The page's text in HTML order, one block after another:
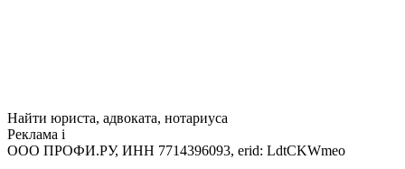
Найти юриста, адвоката, нотариуса
Реклама i
ООО ПРОФИ.РУ, ИНН 7714396093, erid: LdtCKWmeo